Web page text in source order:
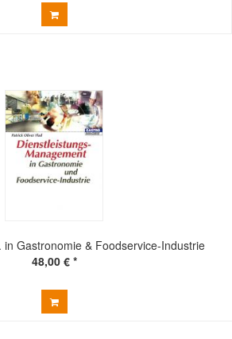
in Gastronomie & Foodservice-Industrie
48,00 € *